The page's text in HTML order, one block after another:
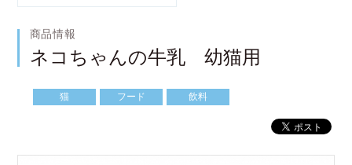
お客様窓口・Q＆A
会社情報
商品情報
ネコちゃんの牛乳 幼猫用
猫 フード 飲料